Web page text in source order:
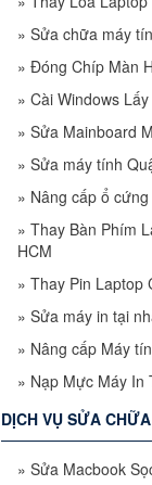
» Sửa chữa máy
» Đóng Chíp Màn
» Cài Windows
» Sửa Mainboard
» Sửa máy tính
» Nâng cấp ổ
» Thay Bàn Phím
HCM
» Thay Pin Laptop
» Sửa máy in tại
» Nâng cấp Máy
» Nạp Mực Máy In
DỊCH VỤ SỬA
» Sửa Macbook